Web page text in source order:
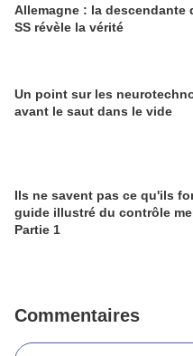
Allemagne : la descendante
SS révèle la vérité
Un point sur les
avant le saut dans le vide
Ils ne savent pas ce qu'ils
guide illustré du contrôle
Partie 1
Commentaires